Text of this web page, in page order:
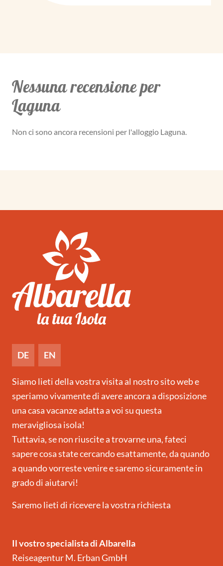
Nessuna recensione per
Laguna
Non ci sono ancora recensioni per l'alloggio Laguna.
DE EN
Siamo lieti della vostra visita al nostro sito web e
speriamo vivamente di avere ancora a disposizione
una casa vacanze adatta a voi su questa
meravigliosa isola!
Tuttavia, se non riuscite a trovarne una, fateci
sapere cosa state cercando esattamente, da quando
a quando vorreste venire e saremo sicuramente in
grado di aiutarvi!
Saremo lieti di ricevere la vostra richiesta
Il vostro specialista di Albarella
Reiseagentur M. Erban GmbH